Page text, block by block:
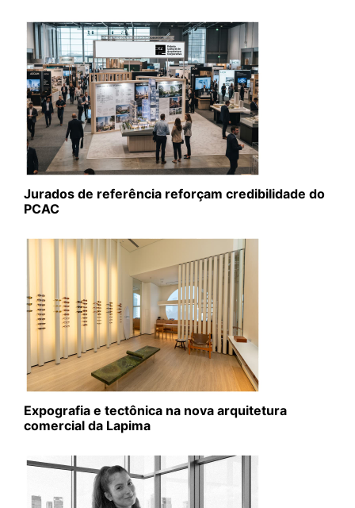
Jurados de referência reforçam credibilidade do
PCAC
Expografia e tectônica na nova arquitetura
comercial da Lapima